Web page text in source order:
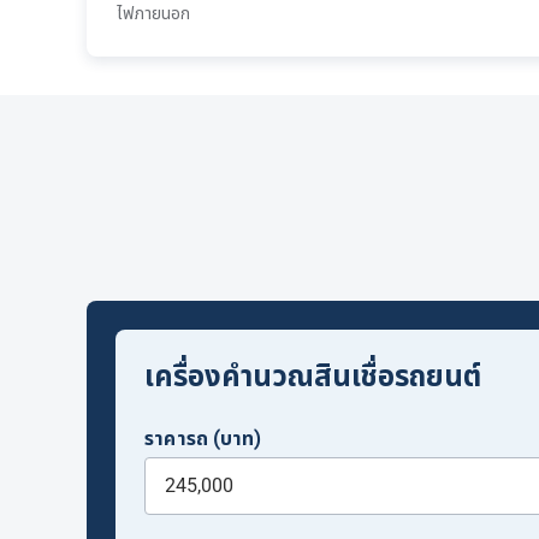
ไฟภายนอก
เครื่องคำนวณสินเชื่อรถยนต์
ราคารถ (บาท)